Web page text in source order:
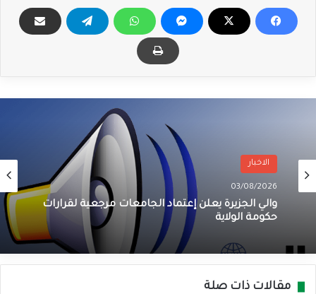
الاخبار
03/08/2026
والي الجزيرة يعلن إعتماد الجامعات مرجعية لقرارات
حكومة الولاية
مقالات ذات صلة